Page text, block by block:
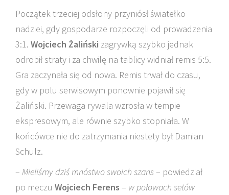
Początek trzeciej odsłony przyniósł światełko
nadziei, gdy gospodarze rozpoczęli od prowadzenia
3:1. Wojciech Żaliński zagrywką szybko jednak
odrobił straty i za chwilę na tablicy widniał remis 5:5.
Gra zaczynała się od nowa. Remis trwał do czasu,
gdy w polu serwisowym ponownie pojawił się
Żaliński. Przewaga rywala wzrosła w tempie
ekspresowym, ale równie szybko stopniała. W
końcówce nie do zatrzymania niestety był Damian
Schulz.
– Mieliśmy dziś mnóstwo swoich szans – powiedział
po meczu Wojciech Ferens – w połowach setów